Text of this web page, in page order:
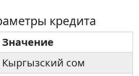
кредита
Значение
Кыргызский сом